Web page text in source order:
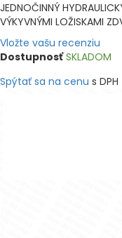
JEDNOČINNÝ
VÝKYVNÝMI LOŽISKAMI
Vložte vašu recenziu
Dostupnosť SKLADOM
Spýtať sa na cenu s DPH